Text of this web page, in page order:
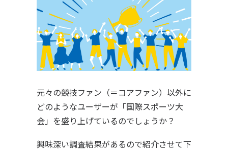
元々の競技ファン（＝コアファン）以外に
どのようなユーザーが「国際スポーツ大
会」を盛り上げているのでしょうか？
興味深い調査結果があるので紹介させて下